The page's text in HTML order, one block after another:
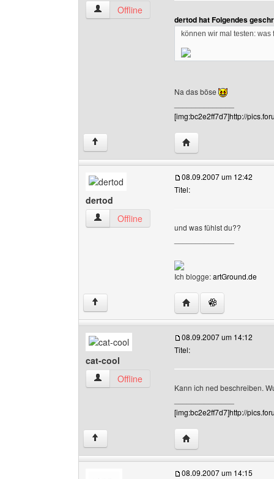
cat-cool Benutzer-Profile anzeigen
Offline
dertod hat Folgendes
können wir mal testen:
Na das böse
[img:bc2e2ff7d7]http://
↑ Website dieses
dertod
dertod Benutzer-Profile anzeigen
Offline
08.09.2007 um 12:42
Titel:
und was fühlst du??
Ich blogge:artGround.de
↑ Website dieses
cat-cool
cat-cool Benutzer-Profile anzeigen
Offline
08.09.2007 um 14:12
Titel:
Kann ich ned beschreiben.
[img:bc2e2ff7d7]http://
↑ Website dieses
08.09.2007 um 14:15